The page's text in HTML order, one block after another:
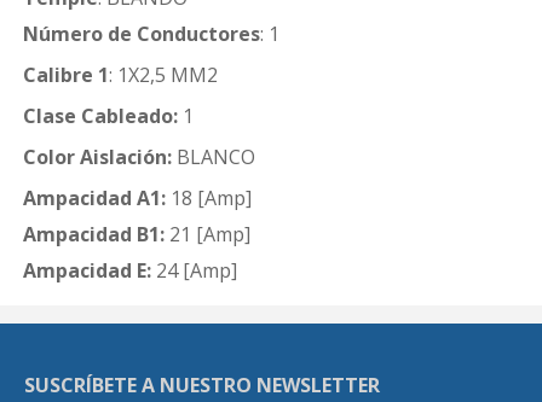
Número de Conductores: 1
Calibre 1: 1X2,5 MM2
Clase Cableado: 1
Color Aislación: BLANCO
Ampacidad A1: 18 [Amp]
Ampacidad B1: 21 [Amp]
Ampacidad E: 24 [Amp]
SUSCRÍBETE A NUESTRO NEWSLETTER